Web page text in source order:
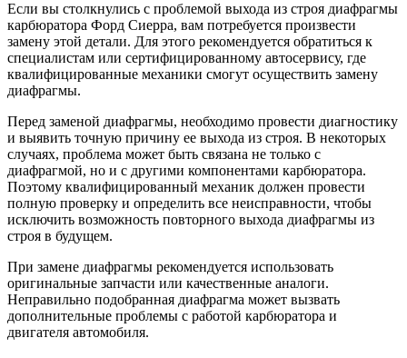
Если вы столкнулись с проблемой выхода из строя диафрагмы
карбюратора Форд Сиерра, вам потребуется произвести
замену этой детали. Для этого рекомендуется обратиться к
специалистам или сертифицированному автосервису, где
квалифицированные механики смогут осуществить замену
диафрагмы.
Перед заменой диафрагмы, необходимо провести диагностику
и выявить точную причину ее выхода из строя. В некоторых
случаях, проблема может быть связана не только с
диафрагмой, но и с другими компонентами карбюратора.
Поэтому квалифицированный механик должен провести
полную проверку и определить все неисправности, чтобы
исключить возможность повторного выхода диафрагмы из
строя в будущем.
При замене диафрагмы рекомендуется использовать
оригинальные запчасти или качественные аналоги.
Неправильно подобранная диафрагма может вызвать
дополнительные проблемы с работой карбюратора и
двигателя автомобиля.